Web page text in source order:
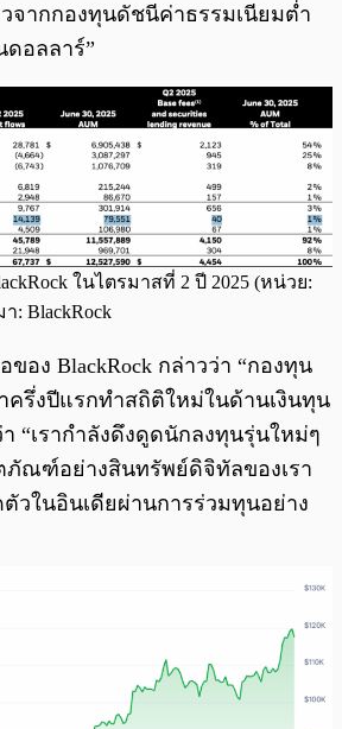
วจากกองทุนดัชนีค่าธรรมเนียมต่ำ
ดอลลาร์”
ในไตรมาสที่ 2 ปี 2025 (หน่วย:
: BlackRock
อง BlackRock กล่าวว่า “กองทุน
าครึ่งปีแรกทำสถิติใหม่ในด้านเงินทุน
า “เรากำลังดึงดูดนักลงทุนรุ่นใหม่ๆ
ภัณฑ์อย่างสินทรัพย์ดิจิทัลของเรา
วในอินเดียผ่านการร่วมทุนอย่าง